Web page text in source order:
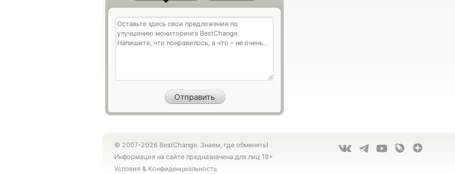
© 2007-2026 BestChange. Знаем, где обменять!
Информация на сайте предназначена для лиц 18+
Условия & Конфиденциальность